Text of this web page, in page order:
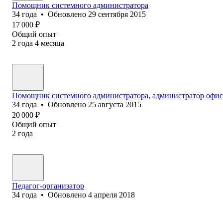
Помощник системного администратора
34 года • Обновлено 29 сентября 2015
17 000 ₽
Общий опыт
2 года 4 месяца
Помощник системного администратора, администратор
34 года • Обновлено 25 августа 2015
20 000 ₽
Общий опыт
2 года
Педагог-организатор
34 года • Обновлено 4 апреля 2018